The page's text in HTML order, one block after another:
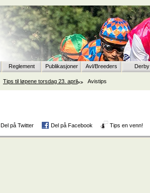
Reglement Publikasjoner Avl/Breeders Derby
Tips til løpene torsdag 23. april Avistips
Del på Twitter
Del på Facebook Tips en venn!